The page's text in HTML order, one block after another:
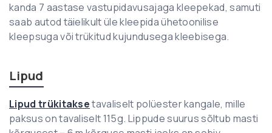
kanda 7 aastase vastupidavusajaga kleepekad, samuti
saab autod täielikult üle kleepida ühetoonilise
kleepsuga või trükitud kujundusega kleebisega.
Lipud
Lipud trükitaksetavaliselt polüester kangale, mille
paksus on tavaliselt 115g. Lippude suurus sõltub masti